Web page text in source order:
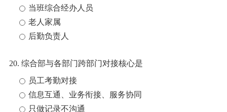
当班综合经办人员
老人家属
后勤负责人
20. 综合部与各部门跨部门对接核心是
员工考勤对接
信息互通、业务衔接、服务协同
只做记录不沟通